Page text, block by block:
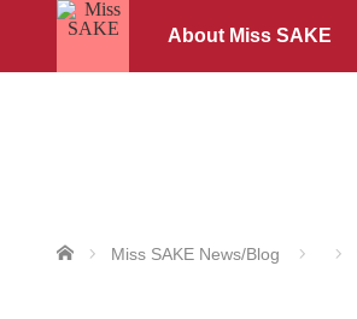
About Miss SAKE
ホーム Miss SAKE News/Blog